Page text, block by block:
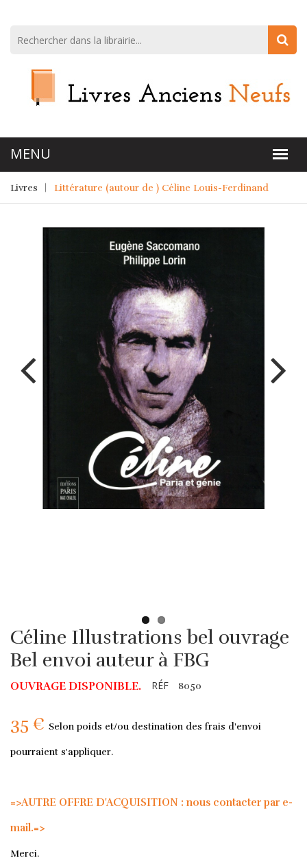
Livres Littérature (autour de ) Céline Louis-Ferdinand
Céline Illustrations bel ouvrage
Bel envoi auteur à FBG
OUVRAGE DISPONIBLE. RÉF 8050
35 € Selon poids et/ou destination des frais d'envoi
pourraient s'appliquer.
=>AUTRE OFFRE D'ACQUISITION : nous contacter par e-
mail.=>
Merci.